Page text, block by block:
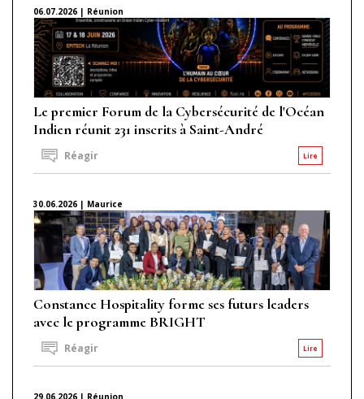
06.07.2026 | Réunion
Le premier Forum de la Cybersécurité de l'Océan
Indien réunit 231 inscrits à Saint-André
Lire
Réagir
30.06.2026 | Maurice
Constance Hospitality forme ses futurs leaders
avec le programme BRIGHT
Lire
Réagir
29.06.2026 | Réunion